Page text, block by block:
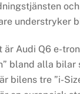
understryker
Audi Q6 e-
bland alla
bilens tre ”i-